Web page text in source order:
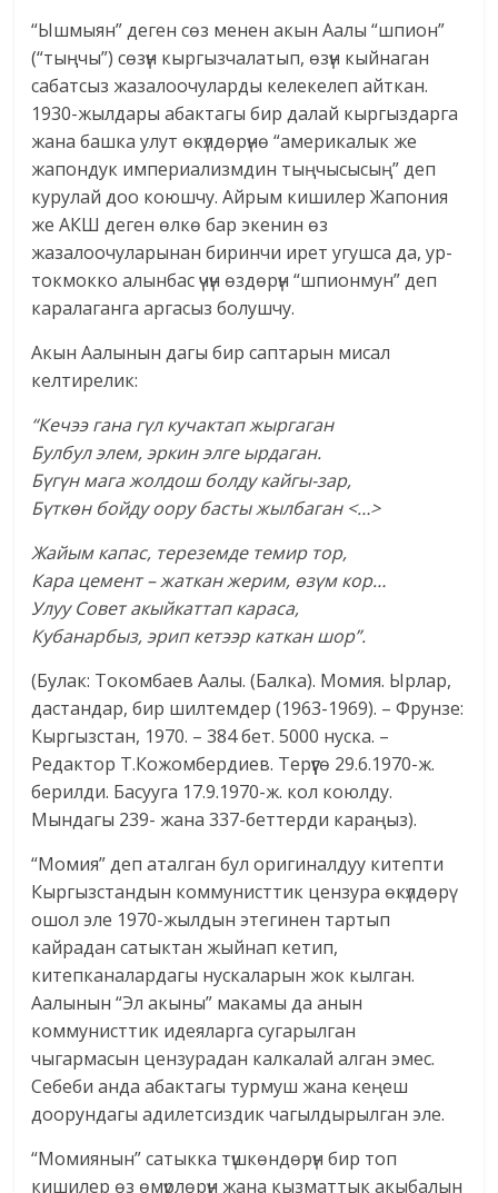
“Ышмыян” деген сөз менен акын Аалы “шпион”
(“тыңчы”) сөзүн кыргызчалатып, өзүн кыйнаган
сабатсыз жазалоочуларды келекелеп айткан.
1930-жылдары абактагы бир далай кыргыздарга
жана башка улут өкүлдөрүнө “америкалык же
жапондук империализмдин тыңчысысың” деп
курулай доо коюшчу. Айрым кишилер Жапония
же АКШ деген өлкө бар экенин өз
жазалоочуларынан биринчи ирет угушса да, ур-
токмокко алынбас үчүн өздөрүн “шпионмун” деп
каралаганга аргасыз болушчу.
Акын Аалынын дагы бир саптарын мисал
келтирелик:
“Кечээ гана гүл кучактап жыргаган
Булбул элем, эркин элге ырдаган.
Бүгүн мага жолдош болду кайгы-зар,
Бүткөн бойду оору басты жылбаган <…>
Жайым капас, тереземде темир тор,
Кара цемент – жаткан жерим, өзүм кор…
Улуу Совет акыйкаттап караса,
Кубанарбыз, эрип кетээр каткан шор”.
(Булак: Токомбаев Аалы. (Балка). Момия. Ырлар,
дастандар, бир шилтемдер (1963-1969). – Фрунзе:
Кыргызстан, 1970. – 384 бет. 5000 нуска. –
Редактор Т.Кожомбердиев. Терүүгө 29.6.1970-ж.
берилди. Басууга 17.9.1970-ж. кол коюлду.
Мындагы 239- жана 337-беттерди караңыз).
“Момия” деп аталган бул оригиналдуу китепти
Кыргызстандын коммунисттик цензура өкүлдөрү
ошол эле 1970-жылдын этегинен тартып
кайрадан сатыктан жыйнап кетип,
китепканалардагы нускаларын жок кылган.
Аалынын “Эл акыны” макамы да анын
коммунисттик идеяларга сугарылган
чыгармасын цензурадан калкалай алган эмес.
Себеби анда абактагы турмуш жана кеңеш
доорундагы адилетсиздик чагылдырылган эле.
“Момиянын” сатыкка түшкөндөрүн бир топ
кишилер өз өмүрлөрүн жана кызматтык акыбалын